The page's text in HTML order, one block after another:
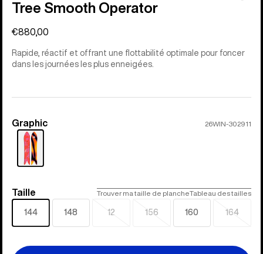
Tree Smooth Operator
€880,00
Rapide, réactif et offrant une flottabilité optimale pour foncer
dans les journées les plus enneigées.
Couleur
Graphic 26WIN-302911
Taille
Taille Trouver ma taille de plancheTableau des tailles
144 148 12
Épuisé
156
Épuisé
160 164
Épuisé